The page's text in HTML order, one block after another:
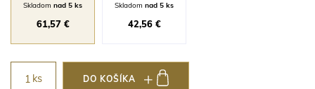
Skladom nad 5 ks
61,57 €
Skladom nad 5 ks
42,56 €
ks DO KOŠÍKA